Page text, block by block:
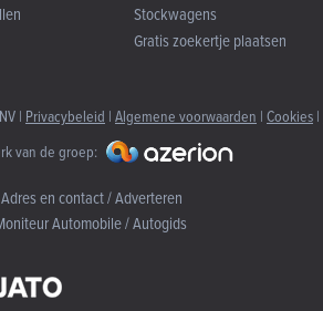
Stockwagens
Gratis zoekertje plaatsen
| Privacybeleid | Algemene voorwaarden | Cookies |
van de groep:
Adres en contact / Adverteren
Automobile / Autogids